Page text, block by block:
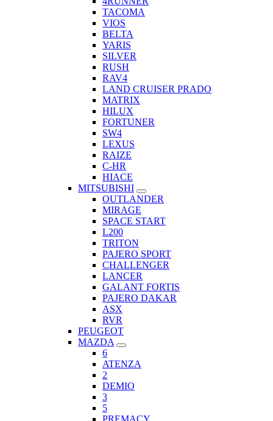
TACOMA
VIOS
BELTA
YARIS
SILVER
RUSH
RAV4
LAND CRUISER PRADO
MATRIX
HILUX
FORTUNER
SW4
LEXUS
RAIZE
C-HR
HIACE
MITSUBISHI
OUTLANDER
MIRAGE
SPACE START
L200
TRITON
PAJERO SPORT
CHALLENGER
LANCER
GALANT FORTIS
PAJERO DAKAR
ASX
RVR
PEUGEOT
MAZDA
6
ATENZA
2
DEMIO
3
5
PREMACY